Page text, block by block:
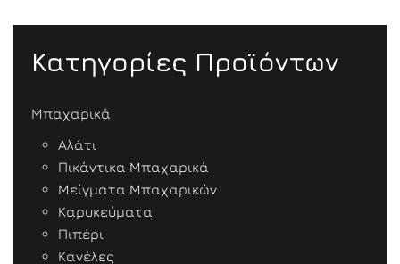
Κατηγορίες Προϊόντων
Μπαχαρικά
Αλάτι
Πικάντικα Μπαχαρικά
Μείγματα Μπαχαρικών
Καρυκεύματα
Πιπέρι
Κανέλες